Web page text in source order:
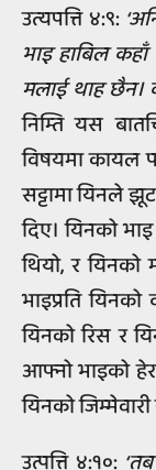
उत्यपत्ति ४:९:
भाइ हाबिल
मलाई थाह छैन।
निम्ति यस
विषयमा कायल
सट्टामा यिनले
दिए। यिनको
थियो, र यिनको
भाइप्रति
यिनको रिस र
आफ्नो भाइको
यिनको जिम्मेवारी
उत्पत्ति ४:१०: